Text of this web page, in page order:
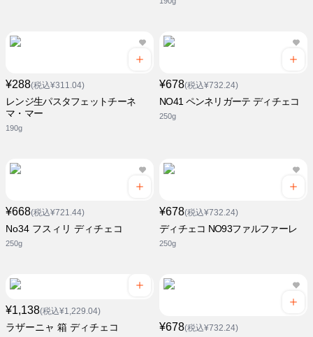
¥288(税込¥311.04)
レンジ生パスタフェットチーネ
マ・マー
190g
¥678(税込¥732.24)
NO41 ペンネリガーテ ディチェコ
250g
¥668(税込¥721.44)
No34 フスィリ ディチェコ
250g
¥678(税込¥732.24)
ディチェコ NO93ファルファーレ
250g
¥1,138(税込¥1,229.04)
ラザーニャ 箱 ディチェコ ¥678(税込¥732.24)